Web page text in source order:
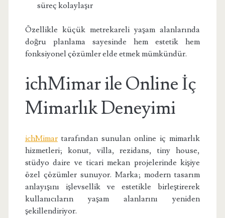
süreç kolaylaşır
Özellikle küçük metrekareli yaşam alanlarında
doğru planlama sayesinde hem estetik hem
fonksiyonel çözümler elde etmek mümkündür.
ichMimar ile Online İç
Mimarlık Deneyimi
ichMimartarafından sunulan online iç mimarlık
hizmetleri; konut, villa, rezidans, tiny house,
stüdyo daire ve ticari mekan projelerinde kişiye
özel çözümler sunuyor. Marka; modern tasarım
anlayışını işlevsellik ve estetikle birleştirerek
kullanıcıların yaşam alanlarını yeniden
şekillendiriyor.